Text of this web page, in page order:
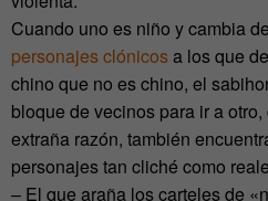
Cuando uno es niño y cambia
personajes clónicosa los que
chino que no es chino, el
bloque de vecinos para ir a
extraña razón, también
personajes tan cliché como
– El que araña los carteles de